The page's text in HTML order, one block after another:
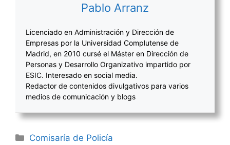
Pablo Arranz
Licenciado en Administración y Dirección de
Empresas por la Universidad Complutense de
Madrid, en 2010 cursé el Máster en Dirección de
Personas y Desarrollo Organizativo impartido por
ESIC. Interesado en social media.
Redactor de contenidos divulgativos para varios
medios de comunicación y blogs
Categorías
Comisaría de Policía